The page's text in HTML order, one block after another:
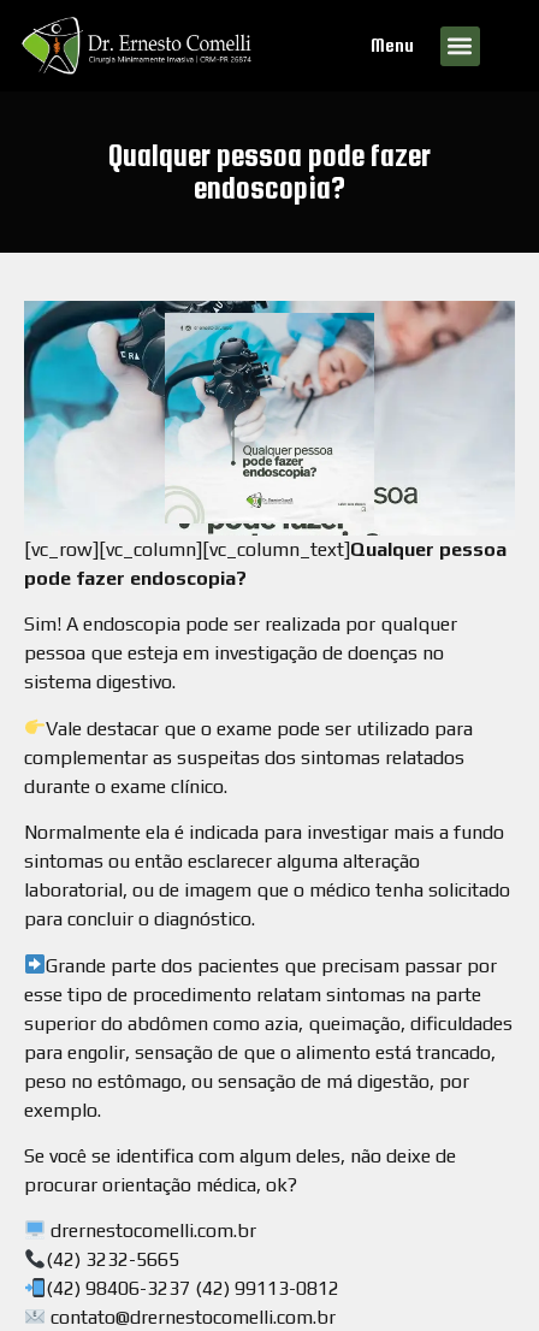
Menu
Qualquer pessoa pode fazer
endoscopia?
[vc_row][vc_column][vc_column_text]Qualquer pessoa
pode fazer endoscopia?
Sim! A endoscopia pode ser realizada por qualquer
pessoa que esteja em investigação de doenças no
sistema digestivo.
Vale destacar que o exame pode ser utilizado para
complementar as suspeitas dos sintomas relatados
durante o exame clínico.
Normalmente ela é indicada para investigar mais a fundo
sintomas ou então esclarecer alguma alteração
laboratorial, ou de imagem que o médico tenha solicitado
para concluir o diagnóstico.
Grande parte dos pacientes que precisam passar por
esse tipo de procedimento relatam sintomas na parte
superior do abdômen como azia, queimação, dificuldades
para engolir, sensação de que o alimento está trancado,
peso no estômago, ou sensação de má digestão, por
exemplo.
Se você se identifica com algum deles, não deixe de
procurar orientação médica, ok?
drernestocomelli.com.br
(42) 3232-5665
(42) 98406-3237 (42) 99113-0812
contato@drernestocomelli.com.br